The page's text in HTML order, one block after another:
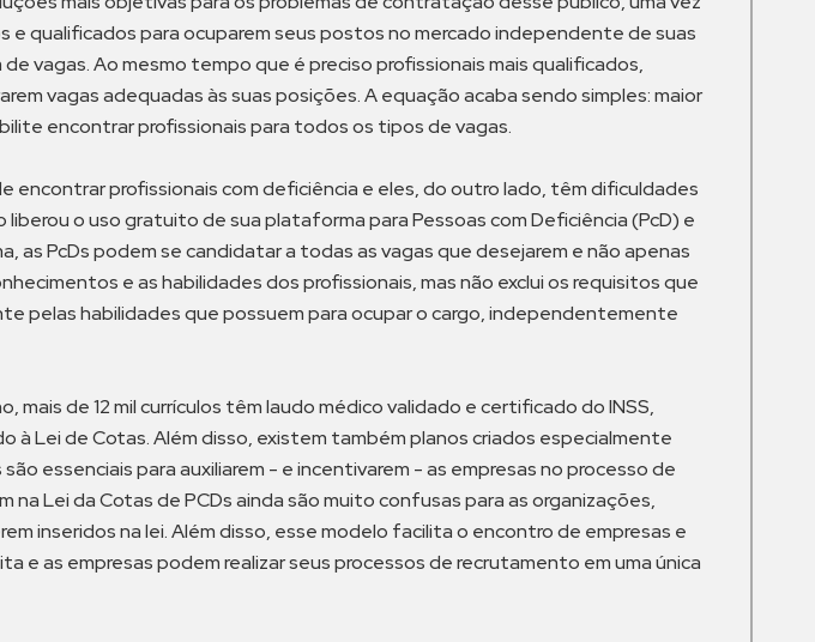
qualificados para ocuparem seus postos no mercado independente de suas
vagas. Ao mesmo tempo que é preciso profissionais mais qualificados,
vagas adequadas às suas posições. A equação acaba sendo simples: maior
encontrar profissionais para todos os tipos de vagas.
encontrar profissionais com deficiência e eles, do outro lado, têm dificuldades
o uso gratuito de sua plataforma para Pessoas com Deficiência (PcD) e
PcDs podem se candidatar a todas as vagas que desejarem e não apenas
e as habilidades dos profissionais, mas não exclui os requisitos que
pelas habilidades que possuem para ocupar o cargo, independentemente
de 12 mil currículos têm laudo médico validado e certificado do INSS,
Lei de Cotas. Além disso, existem também planos criados especialmente
essenciais para auxiliarem - e incentivarem - as empresas no processo de
Lei da Cotas de PCDs ainda são muito confusas para as organizações,
inseridos na lei. Além disso, esse modelo facilita o encontro de empresas e
e as empresas podem realizar seus processos de recrutamento em uma única